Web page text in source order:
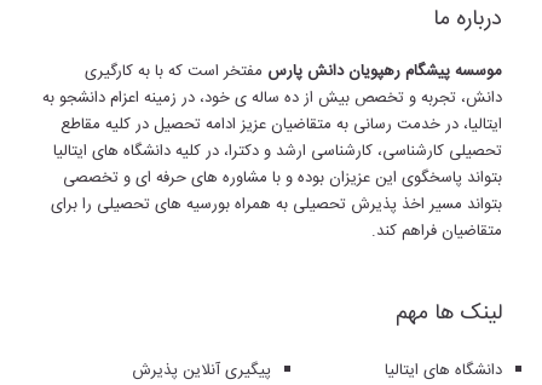
درباره ما
موسسه پیشگام رهپویان دانش پارس مفتخر است که با به کارگیری
دانش، تجربه و تخصص بیش از ده ساله ی خود، در زمینه اعزام دانشجو به
ایتالیا، در خدمت رسانی به متقاضیان عزیز ادامه تحصیل در کلیه مقاطع
تحصیلی کارشناسی، کارشناسی ارشد و دکترا، در کلیه دانشگاه های ایتالیا
بتواند پاسخگوی این عزیزان بوده و با مشاوره های حرفه ای و تخصصی
بتواند مسیر اخذ پذیرش تحصیلی به همراه بورسیه های تحصیلی را برای
متقاضیان فراهم کند.
لینک ها مهم
پیگیری آنلاین پذیرش
دانشگاه های ایتالیا